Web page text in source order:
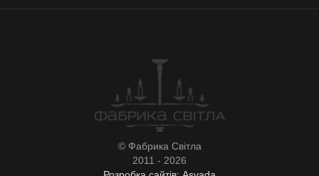
© Фабрика Світла
2011 - 2026